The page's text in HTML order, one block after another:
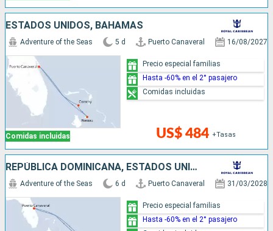
ESTADOS UNIDOS, BAHAMAS
Comidas incluidas
Adventure of the Seas 5 d Puerto Canaveral 16/08/2027
US$ 484 +Tasas
Precio especial familias
Hasta -60% en el 2° pasajero
Comidas incluidas
REPÚBLICA DOMINICANA, ESTADOS UNIDOS
Adventure of the Seas 6 d Puerto Canaveral 31/03/2028
Precio especial familias
Hasta -60% en el 2° pasajero